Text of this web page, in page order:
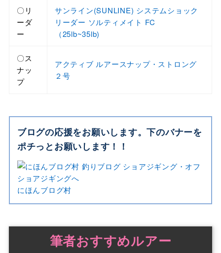
〇リ
ーダ
ー
サンライン(SUNLINE) システムショック
リーダー ソルティメイト FC
（25lb~35lb)
〇ス
ナッ
プ
アクティブ ルアースナップ・ストロング
２号
ブログの応援をお願いします。下のバナーを
ポチっとお願いします！！
にほんブログ村
筆者おすすめルアー